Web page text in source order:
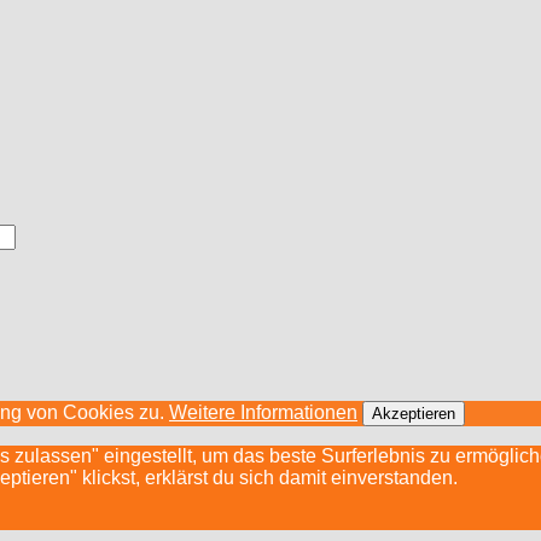
von Cookies zu. Weitere Informationen Akzeptieren
eingestellt, um das beste Surferlebnis zu
klickst, erklärst du sich damit einverstanden.